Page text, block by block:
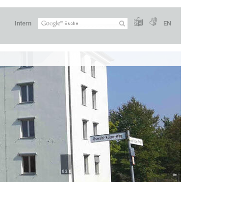
Intern EN